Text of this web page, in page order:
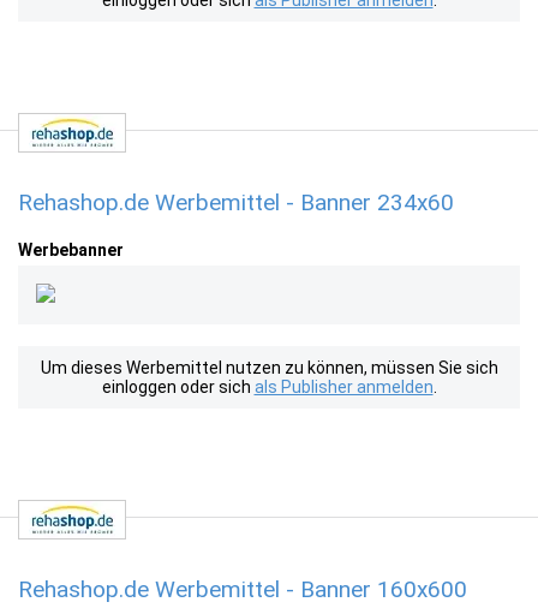
Rehashop.de Werbemittel - Banner 234x60
Werbebanner
Um dieses Werbemittel nutzen zu können, müssen Sie sich
einloggen oder sich als Publisher anmelden
Rehashop.de Werbemittel - Banner 160x600